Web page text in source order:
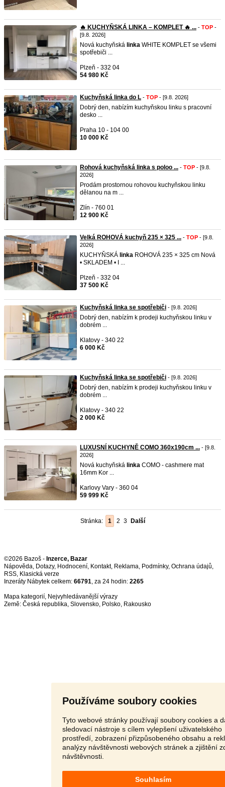
Používáme soubory cookies
Tyto webové stránky používají soubory cookies a
sledovací nástroje s cílem vylepšení uživatelského
prostředí, zobrazení přizpůsobeného obsahu a
analýzy návštěvnosti webových stránek a zjištění
návštěvnosti.
Souhlasím
🔥 KUCHYŇSKÁ LINKA – KOMPLET 🔥 ... - TOP -
[9.8. 2026]
Nová kuchyňská linka WHITE KOMPLET se všemi
spotřebiči ...
Plzeň - 332 04
54 980 Kč
Kuchyňská linka do L - TOP - [9.8. 2026]
Dobrý den, nabízím kuchyňskou linku s pracovní
desko ...
Praha 10 - 104 00
10 000 Kč
Rohová kuchyňská linka s poloo ... - TOP - [9.8.
2026]
Prodám prostornou rohovou kuchyňskou linku
dělanou na m ...
Zlín - 760 01
12 900 Kč
Velká ROHOVÁ kuchyň 235 × 325 ... - TOP - [9.8.
2026]
KUCHYŇSKÁ linka ROHOVÁ 235 × 325 cm Nová
• SKLADEM • I ...
Plzeň - 332 04
37 500 Kč
Kuchyňská linka se spotřebiči - [9.8. 2026]
Dobrý den, nabízím k prodeji kuchyňskou linku v
dobrém ...
Klatovy - 340 22
6 000 Kč
Kuchyňská linka se spotřebiči - [9.8. 2026]
Dobrý den, nabízím k prodeji kuchyňskou linku v
dobrém ...
Klatovy - 340 22
2 000 Kč
LUXUSNÍ KUCHYNĚ COMO 360x190cm ... - [9.8.
2026]
Nová kuchyňská linka COMO - cashmere mat
16mm Kor ...
Karlovy Vary - 360 04
59 999 Kč
Stránka: 1 2 3 Další
©2026 Bazoš - Inzerce, Bazar
Nápověda, Dotazy, Hodnocení, Kontakt, Reklama, Podmínky, Ochrana údajů,
RSS,
Inzeráty Nábytek celkem: 66791, za 24 hodin: 2265
Mapa kategorií, Nejvyhledávanější výrazy
Země: Česká republika, Slovensko, Polsko, Rakousko